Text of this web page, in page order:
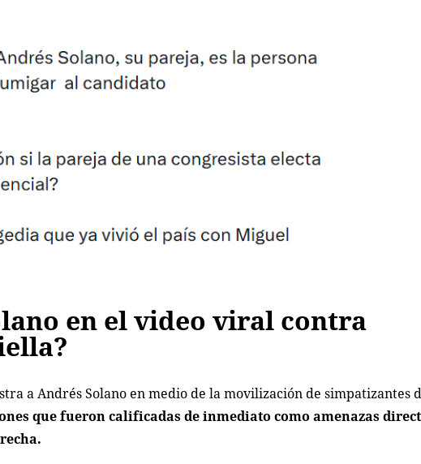
en el video viral contra
a Andrés Solano en medio de la movilización de simpatizantes
que fueron calificadas de inmediato como amenazas